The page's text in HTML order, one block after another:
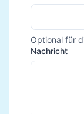
Optional für
Nachricht